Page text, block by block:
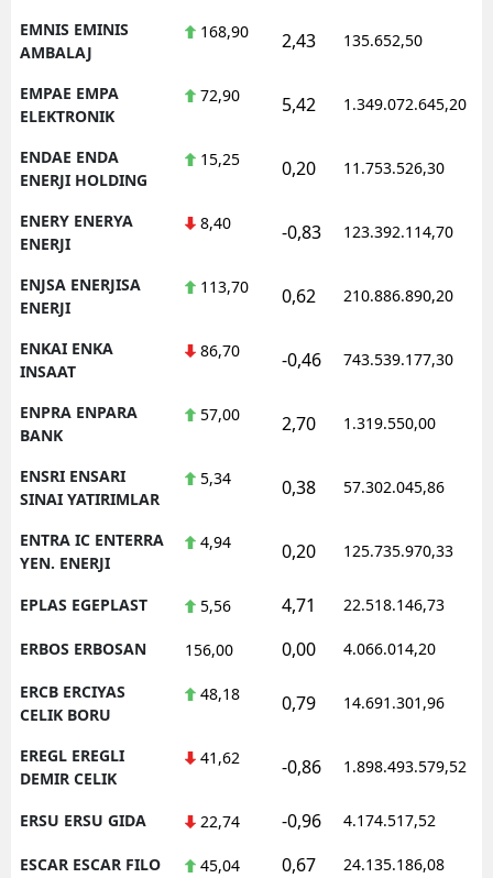
EMNIS EMINIS
AMBALAJ
168,90 2,43 135.652,50
EMPAE EMPA
ELEKTRONIK
72,90 5,42 1.349.072.645,20
ENDAE ENDA
ENERJI HOLDING
15,25 0,20 11.753.526,30
ENERY ENERYA
ENERJI
8,40 -0,83 123.392.114,70
ENJSA ENERJISA
ENERJI
113,70 0,62 210.886.890,20
ENKAI ENKA
INSAAT
86,70 -0,46 743.539.177,30
ENPRA ENPARA
BANK
57,00 2,70 1.319.550,00
ENSRI ENSARI
SINAI YATIRIMLAR
5,34 0,38 57.302.045,86
ENTRA IC ENTERRA
YEN. ENERJI
4,94 0,20 125.735.970,33
EPLAS EGEPLAST 5,56 4,71 22.518.146,73
ERBOS ERBOSAN 156,00 0,00 4.066.014,20
ERCB ERCIYAS
CELIK BORU
48,18 0,79 14.691.301,96
EREGL EREGLI
DEMIR CELIK
41,62 -0,86 1.898.493.579,52
ERSU ERSU GIDA 22,74 -0,96 4.174.517,52
ESCAR ESCAR FILO 45,04 0,67 24.135.186,08